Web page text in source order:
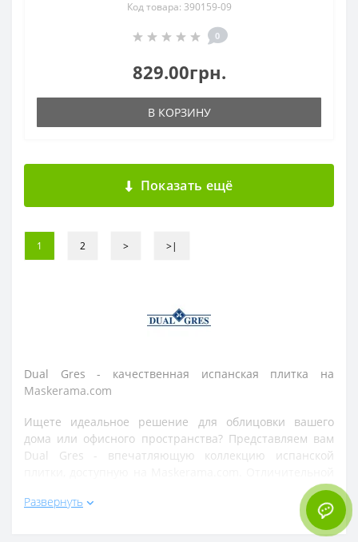
Код товара: 390159-09
0
829.00грн.
В КОРЗИНУ
Показать ещё
1 2 > >|
Dual Gres - качественная испанская плитка на
Maskerama.com
Ищете идеальное решение для облицовки вашего
дома или офисного пространства? Представляем вам
Dual Gres - впечатляющую коллекцию испанской
особенностью Dual Gres является исключительное
качество и стиль, которые привнесут элегантность и
Развернуть